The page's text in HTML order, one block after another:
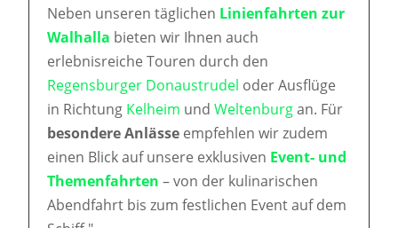
Neben unseren täglichen Linienfahrten zur
Walhalla bieten wir Ihnen auch
erlebnisreiche Touren durch den
Regensburger Donaustrudel oder Ausflüge
in Richtung Kelheim undWeltenburgan. Für
besondere Anlässe empfehlen wir zudem
einen Blick auf unsere exklusiven Event- und
Themenfahrten – von der kulinarischen
Abendfahrt bis zum festlichen Event auf dem